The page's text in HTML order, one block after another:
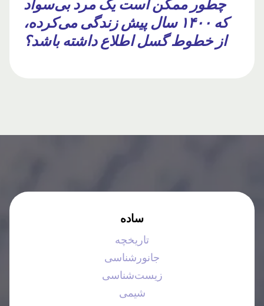
چطور ممکن است یک مرد بی‌سواد
که ۱۴۰۰ سال پیش زندگی می‌کرده،
از خطوط گسل اطلاع داشته باشد؟
ساده
تاریخچه
جانورشناسی
زیست‌شناسی
شیمی